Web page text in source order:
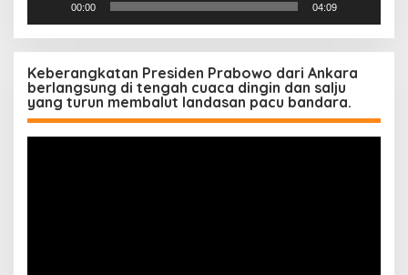
00:00 04:09
Keberangkatan Presiden Prabowo dari Ankara
berlangsung di tengah cuaca dingin dan salju
yang turun membalut landasan pacu bandara.